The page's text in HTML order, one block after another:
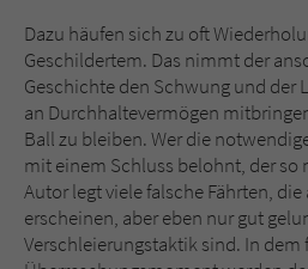
Dazu häufen sich zu oft
Geschildertem. Das nimmt der
Geschichte den Schwung und der
an Durchhaltevermögen
Ball zu bleiben. Wer die
mit einem Schluss belohnt, der so
Autor legt viele falsche Fährten,
erscheinen, aber eben nur gut
Verschleierungstaktik sind. In dem